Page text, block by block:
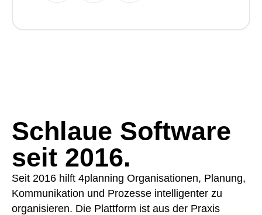
Schlaue Software
seit 2016.
Seit 2016 hilft 4planning Organisationen, Planung,
Kommunikation und Prozesse intelligenter zu
organisieren. Die Plattform ist aus der Praxis